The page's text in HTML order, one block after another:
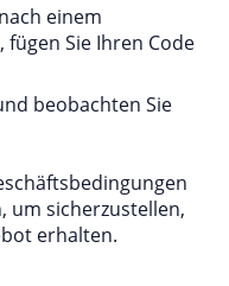
einem
Sie Ihren Code
beobachten Sie
um sicherzustellen,
erhalten.